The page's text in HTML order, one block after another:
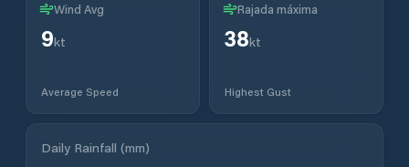
Wind Avg
9kt
Average Speed
Rajada máxima
38kt
Highest Gust
Daily Rainfall (mm)